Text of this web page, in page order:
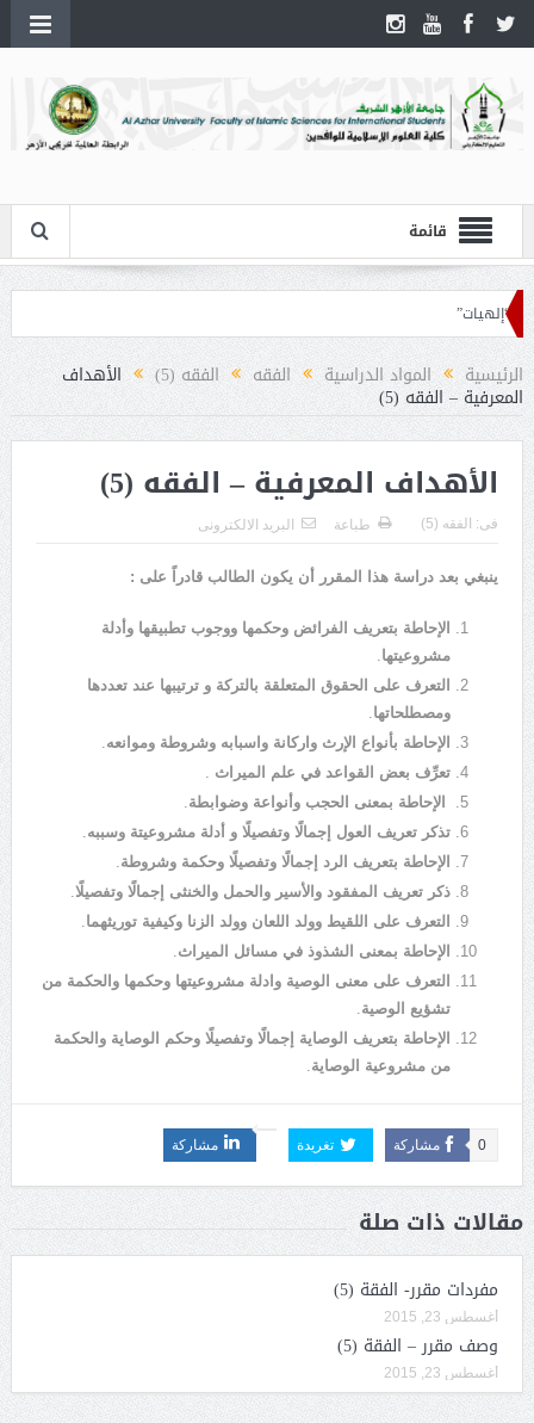
قائمة
الرئيسية المواد الدراسية الفقه الفقه (5) الأهداف
المعرفية – الفقه (5)
الأهداف المعرفية – الفقه (5)
فى: الفقه (5) طباعة البريد الالكترونى
ينبغي بعد دراسة هذا المقرر أن يكون الطالب قادراً على :
الإحاطة بتعريف الفرائض وحكمها ووجوب تطبيقها وأدلة
مشروعيتها
التعرف على الحقوق المتعلقة بالتركة و ترتيبها عند تعددها
ومصطلحاتها
الإحاطة بأنواع الإرث واركانة واسبابه وشروطة وموانعه
تعرِّف بعض القواعد في علم الميراث
الإحاطة بمعنى الحجب وأنواعة وضوابطة
تذكر تعريف العول إجمالًا وتفصيلًا و أدلة مشروعيتة وسببه
الإحاطة بتعريف الرد إجمالًا وتفصيلًا وحكمة وشروطة
ذكر تعريف المفقود والأسير والحمل والخنثى إجمالًا وتفصيلًا.
التعرف على اللقيط وولد اللعان وولد الزنا وكيفية توريثهما
الإحاطة بمعنى الشذوذ في مسائل الميراث
التعرف على معنى الوصية وادلة مشروعيتها وحكمها والحكمة من
تشؤيع الوصية
الإحاطة بتعريف الوصاية إجمالًا وتفصيلًا وحكم الوصاية والحكمة
من مشروعية الوصاية
مشاركة 0 تغريدة مشاركة
مقالات ذات صلة
مفردات مقرر- الفقة (5)
أغسطس 23, 2015
وصف مقرر – الفقة (5)
أغسطس 23, 2015